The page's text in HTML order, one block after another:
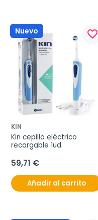
Nuevo favorite_border
KIN
Kin cepillo eléctrico
recargable 1ud
59,71 €
Añadir al carrito